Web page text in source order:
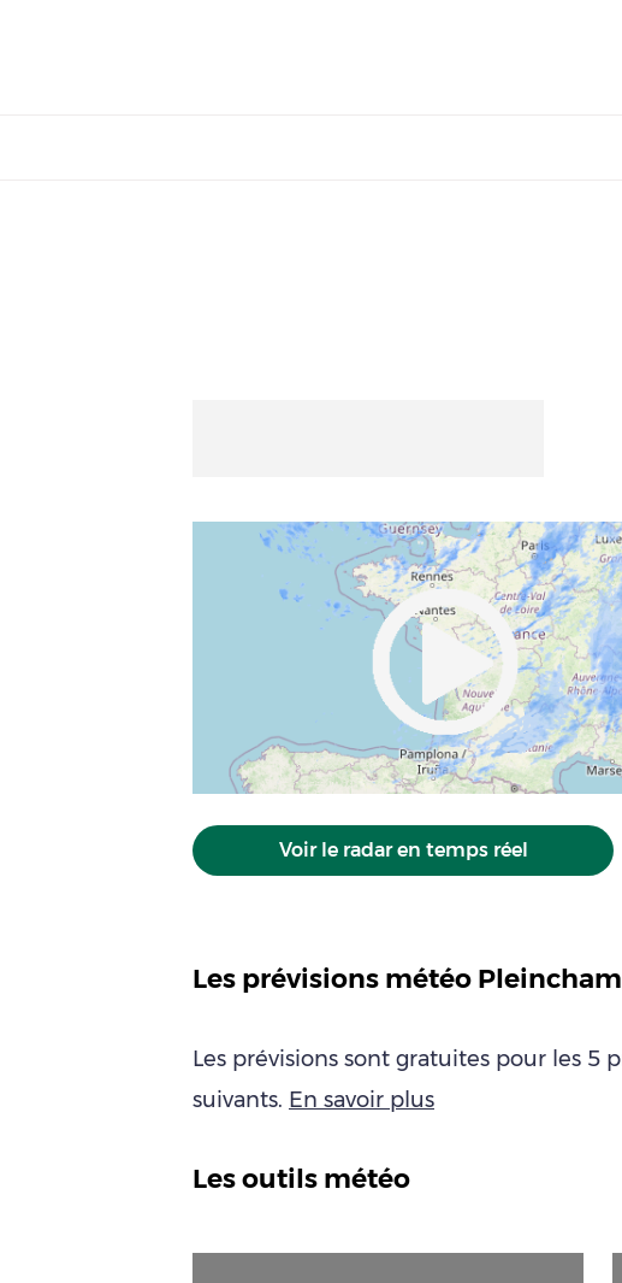
Voir le radar en temps réel
Les prévisions météo
Les prévisions sont gratuites pour les 5
suivants. En savoir plus
Les outils météo